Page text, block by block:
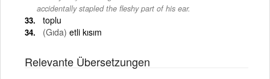
accidentally stapled the fleshy part of his ear.
toplu
(Gıda) etli kısım
Relevante Übersetzungen